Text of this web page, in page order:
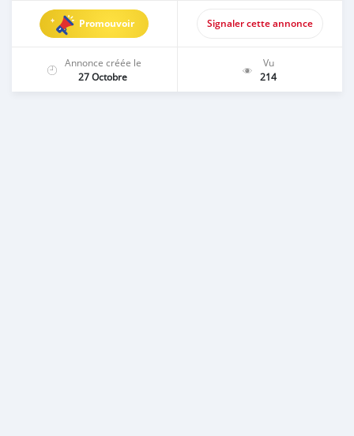
Promouvoir Signaler cette annonce
Annonce créée le
27 Octobre
Vu
214